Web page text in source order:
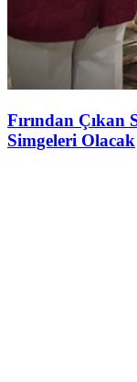
Fırından Çıkan
Simgeleri Olacak